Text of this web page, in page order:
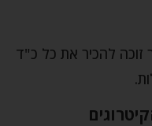
להכיר את כל כ"ד